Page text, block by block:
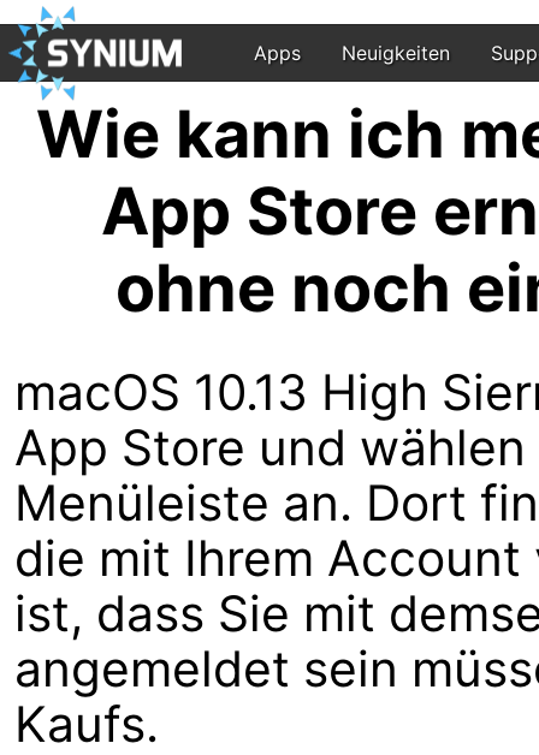
Apps Neuigkeiten
Wie kann ich
App Store
ohne noch
macOS 10.13 High
App Store und wählen
Menüleiste an. Dort
die mit Ihrem
ist, dass Sie mit
angemeldet sein
Kaufs.